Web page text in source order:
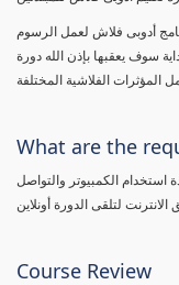
أدوبى فلاش لعمل الرسوم
سوف يعقبها بإذن الله دورة
المؤثرات الفلاشية المختلفة
What are the
اس 3 أو ما أعلى ،اجادة استخدام الكمبيوتر والتواصل
Course Review